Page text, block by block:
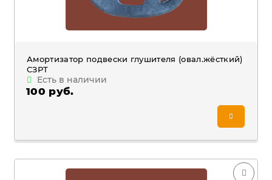
Амортизатор подвески глушителя (овал.жёсткий)
СЗРТ
Есть в наличии
100 руб.